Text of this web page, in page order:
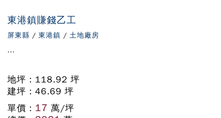
東港鎮賺錢乙工
屏東縣 / 東港鎮 / 土地廠房
...
地坪 : 118.92 坪
建坪 : 46.69 坪
單價 : 17 萬/坪